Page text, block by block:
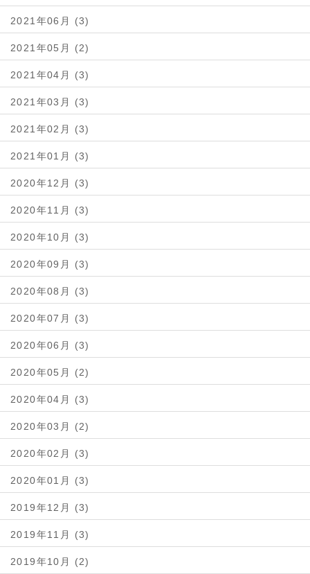
2021年06月 (3)
2021年05月 (2)
2021年04月 (3)
2021年03月 (3)
2021年02月 (3)
2021年01月 (3)
2020年12月 (3)
2020年11月 (3)
2020年10月 (3)
2020年09月 (3)
2020年08月 (3)
2020年07月 (3)
2020年06月 (3)
2020年05月 (2)
2020年04月 (3)
2020年03月 (2)
2020年02月 (3)
2020年01月 (3)
2019年12月 (3)
2019年11月 (3)
2019年10月 (2)